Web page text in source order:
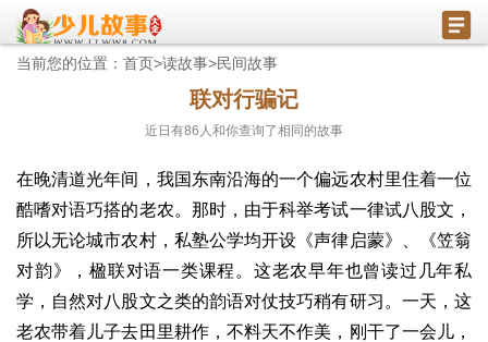
当前您的位置： 首页>读故事>民间故事
联对行骗记
近日有86 人和你查询了相同的故事
在晚清道光年间，我国东南沿海的一个偏远农村里住着一位
酷嗜对语巧搭的老农。那时，由于科举考试一律试八股文，
所以无论城市农村，私塾公学均开设《声律启蒙》、《笠翁
对韵》，楹联对语一类课程。这老农早年也曾读过几年私
学，自然对八股文之类的韵语对仗技巧稍有研习。一天，这
老农带着儿子去田里耕作，不料天不作美，刚干了一会儿，